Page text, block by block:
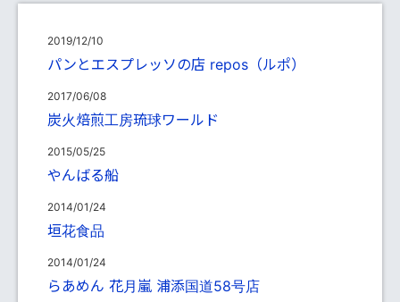
2019/12/10
パンとエスプレッソの店 repos（ルポ）
2017/06/08
炭火焙煎工房琉球ワールド
2015/05/25
やんばる船
2014/01/24
垣花食品
2014/01/24
らあめん 花月嵐 浦添国道58号店